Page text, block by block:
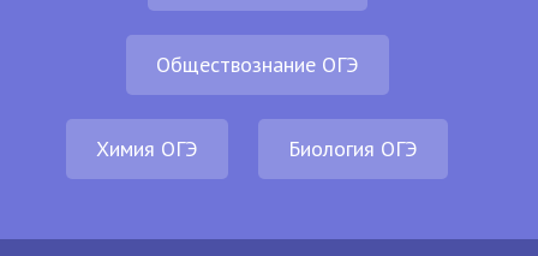
Обществознание ОГЭ
Химия ОГЭ Биология ОГЭ